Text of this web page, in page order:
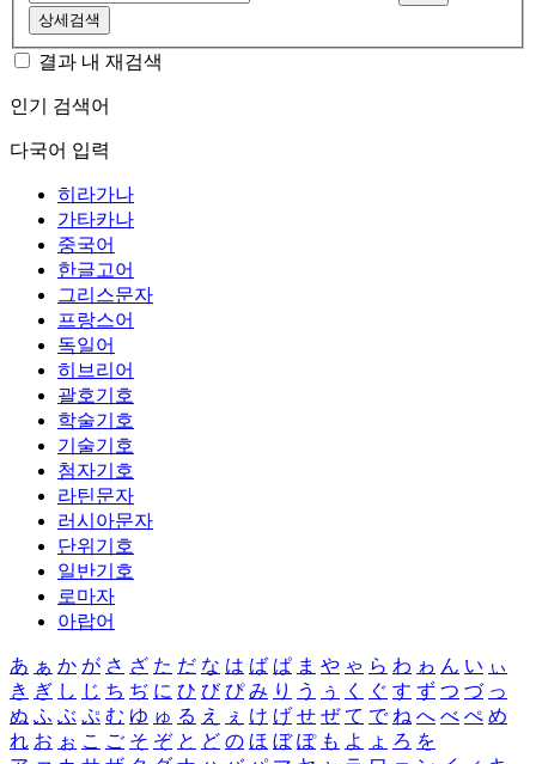
상세검색
결과 내 재검색
인기 검색어
다국어 입력
히라가나
가타카나
중국어
한글고어
그리스문자
프랑스어
독일어
히브리어
괄호기호
학술기호
기술기호
첨자기호
라틴문자
러시아문자
단위기호
일반기호
로마자
아랍어
あ ぁ か が さ ざ た だ な は ば ぱ ま や ゃ ら わ ゎ ん い ぃ
き ぎ し じ ち ぢ に ひ び ぴ み り う ぅ く ぐ す ず つ づ っ
ぬ ふ ぶ ぷ む ゆ ゅ る え ぇ け げ せ ぜ て で ね へ べ ぺ め
れ お ぉ こ ご そ ぞ と ど の ほ ぼ ぽ も よ ょ ろ を